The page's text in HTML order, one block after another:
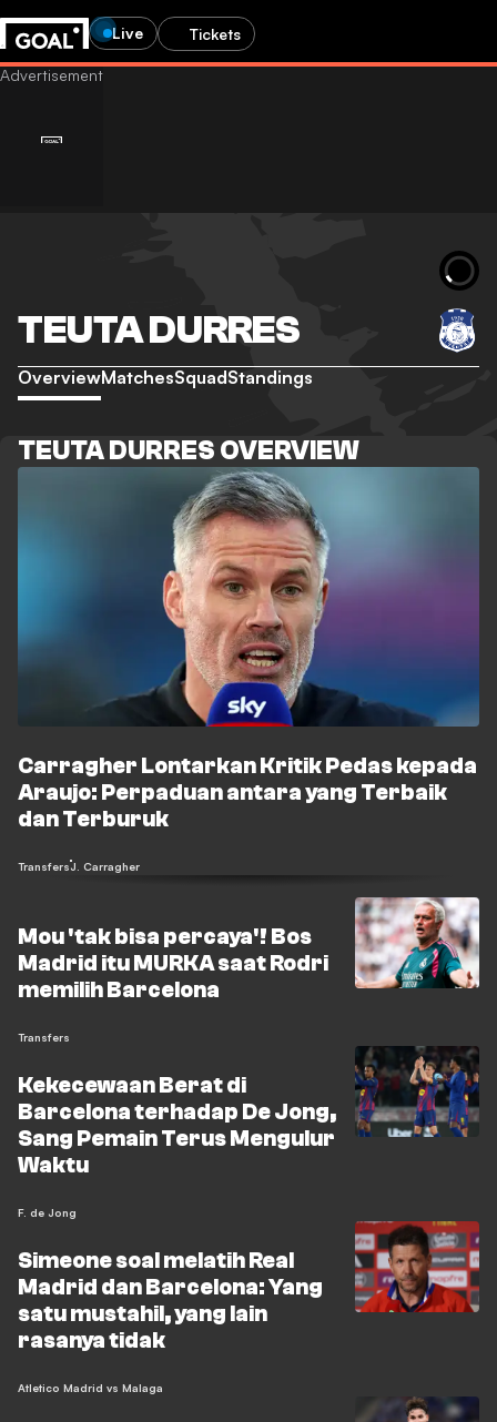
Live Tickets
TEUTA DURRES
OverviewMatchesSquadStandings
TEUTA DURRES OVERVIEW
Carragher Lontarkan Kritik Pedas kepada
Araujo: Perpaduan antara yang Terbaik
dan Terburuk
TransfersJ. Carragher
Mou 'tak bisa percaya'! Bos
Madrid itu MURKA saat Rodri
memilih Barcelona
Transfers
Kekecewaan Berat di
Barcelona terhadap De Jong,
Sang Pemain Terus Mengulur
Waktu
F. de Jong
Simeone soal melatih Real
Madrid dan Barcelona: Yang
satu mustahil, yang lain
rasanya tidak
Atletico Madrid vs Malaga